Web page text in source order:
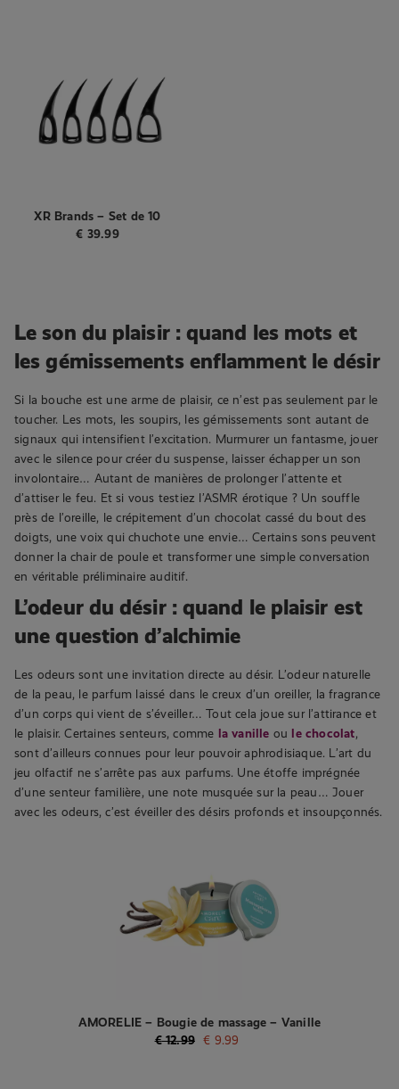
XR Brands – Set de 10
Griffes – Noir
€ 39.99
Le son du plaisir : quand les mots et
les gémissements enflamment le désir
Si la bouche est une arme de plaisir, ce n’est pas seulement par le
toucher. Les mots, les soupirs, les gémissements sont autant de
signaux qui intensifient l’excitation. Murmurer un fantasme, jouer
avec le silence pour créer du suspense, laisser échapper un son
involontaire… Autant de manières de prolonger l’attente et
d’attiser le feu. Et si vous testiez l’ASMR érotique ? Un souffle
près de l’oreille, le crépitement d’un chocolat cassé du bout des
doigts, une voix qui chuchote une envie… Certains sons peuvent
donner la chair de poule et transformer une simple conversation
en véritable préliminaire auditif.
L’odeur du désir : quand le plaisir est
une question d’alchimie
Les odeurs sont une invitation directe au désir. L’odeur naturelle
de la peau, le parfum laissé dans le creux d’un oreiller, la fragrance
d’un corps qui vient de s’éveiller… Tout cela joue sur l’attirance et
le plaisir. Certaines senteurs, comme la vanille ou le chocolat,
sont d’ailleurs connues pour leur pouvoir aphrodisiaque. L’art du
jeu olfactif ne s’arrête pas aux parfums. Une étoffe imprégnée
d’une senteur familière, une note musquée sur la peau… Jouer
avec les odeurs, c’est éveiller des désirs profonds et insoupçonnés.
AMORELIE – Bougie de massage – Vanille
€12.99 € 9.99